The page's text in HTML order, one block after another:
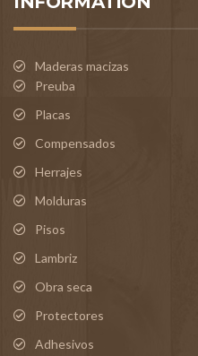
Maderas macizas
Preuba
Placas
Compensados
Herrajes
Molduras
Pisos
Lambriz
Obra seca
Protectores
Adhesivos